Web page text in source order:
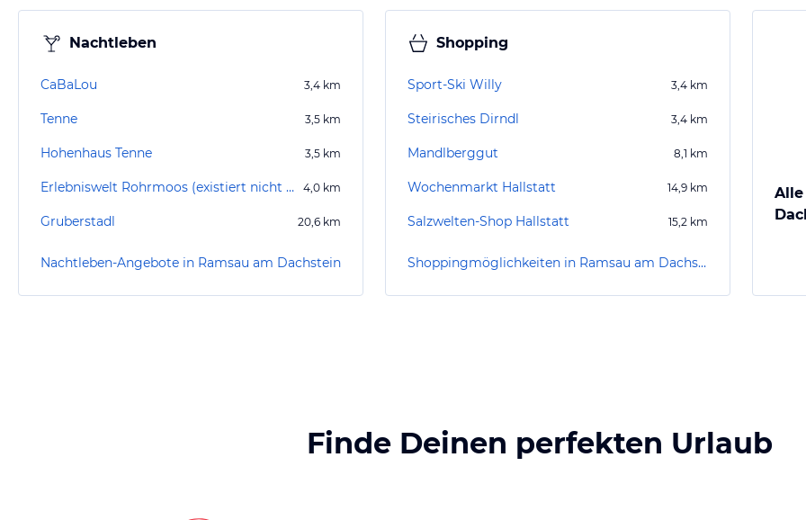
Nachtleben
CaBaLou 3,4 km
Tenne 3,5 km
Hohenhaus Tenne 3,5 km
Erlebniswelt Rohrmoos (existiert nicht mehr) 4,0 km
Gruberstadl 20,6 km
Nachtleben-Angebote in Ramsau am Dachstein
Shopping
Sport-Ski Willy 3,4 km
Steirisches Dirndl 3,4 km
Mandlberggut 8,1 km
Wochenmarkt Hallstatt 14,9 km
Salzwelten-Shop Hallstatt 15,2 km
Shoppingmöglichkeiten in Ramsau am Dachstein
Finde Deinen perfekten Urlaub